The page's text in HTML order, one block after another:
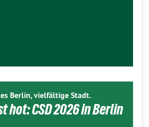
Berlin, vielfältige Stadt.
hot: CSD 2026 in Berlin